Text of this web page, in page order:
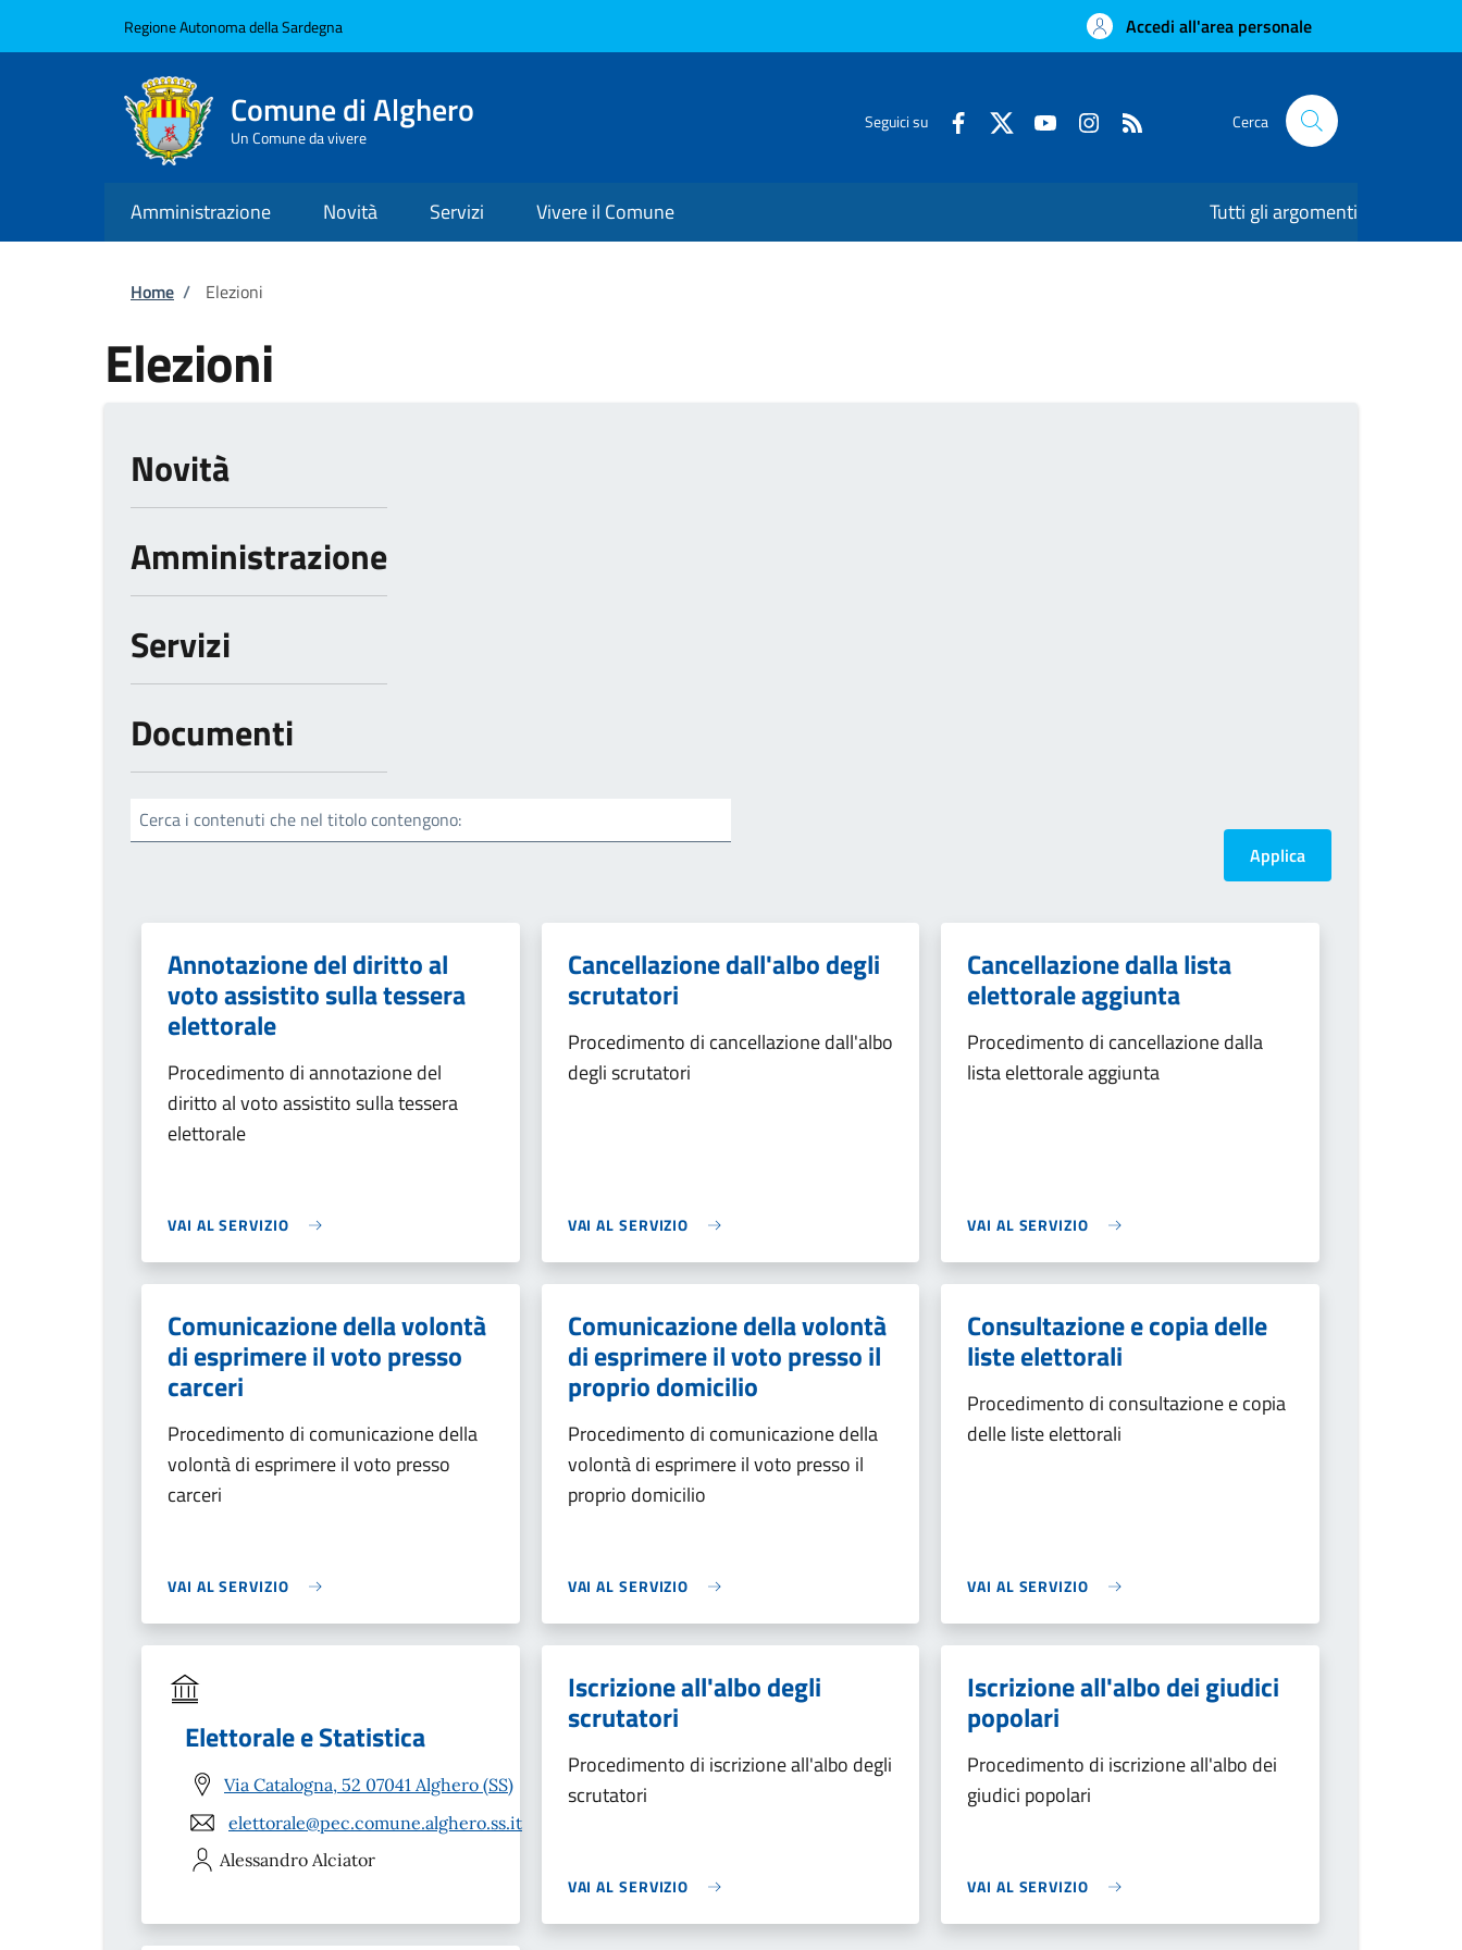
Regione Autonoma della Sardegna Accedi all'area personale
Comune di Alghero
Un Comune da vivere
Seguici su Cerca
Amministrazione Novità Servizi Vivere il Comune Tutti gli argomenti
Briciole di pane
Home / Elezioni
Elezioni
Novità
Amministrazione
Servizi
Documenti
Cerca i contenuti che nel titolo contengono:
Annotazione del diritto al
voto assistito sulla tessera
elettorale
Procedimento di annotazione del
diritto al voto assistito sulla tessera
elettorale
VAI AL SERVIZIO
Cancellazione dall'albo degli
scrutatori
Procedimento di cancellazione dall'albo
degli scrutatori
VAI AL SERVIZIO
Cancellazione dalla lista
elettorale aggiunta
Procedimento di cancellazione dalla
lista elettorale aggiunta
VAI AL SERVIZIO
Comunicazione della volontà
di esprimere il voto presso
carceri
Procedimento di comunicazione della
volontà di esprimere il voto presso
carceri
VAI AL SERVIZIO
Comunicazione della volontà
di esprimere il voto presso il
proprio domicilio
Procedimento di comunicazione della
volontà di esprimere il voto presso il
proprio domicilio
VAI AL SERVIZIO
Consultazione e copia delle
liste elettorali
Procedimento di consultazione e copia
delle liste elettorali
VAI AL SERVIZIO
Elettorale e Statistica
Via Catalogna, 52 07041 Alghero (SS)
elettorale@pec.comune.alghero.ss.it
Alessandro Alciator
Iscrizione all'albo degli
scrutatori
Procedimento di iscrizione all'albo degli
scrutatori
VAI AL SERVIZIO
Iscrizione all'albo dei giudici
popolari
Procedimento di iscrizione all'albo dei
giudici popolari
VAI AL SERVIZIO